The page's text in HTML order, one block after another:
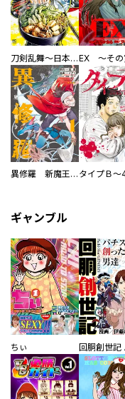
刀剣乱舞～日本号つれづれ酒～
異修羅 新魔王戦争
ギャンブル
ちぃ